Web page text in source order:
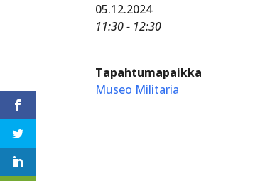
05.12.2024
11:30 - 12:30
Tapahtumapaikka
Museo Militaria